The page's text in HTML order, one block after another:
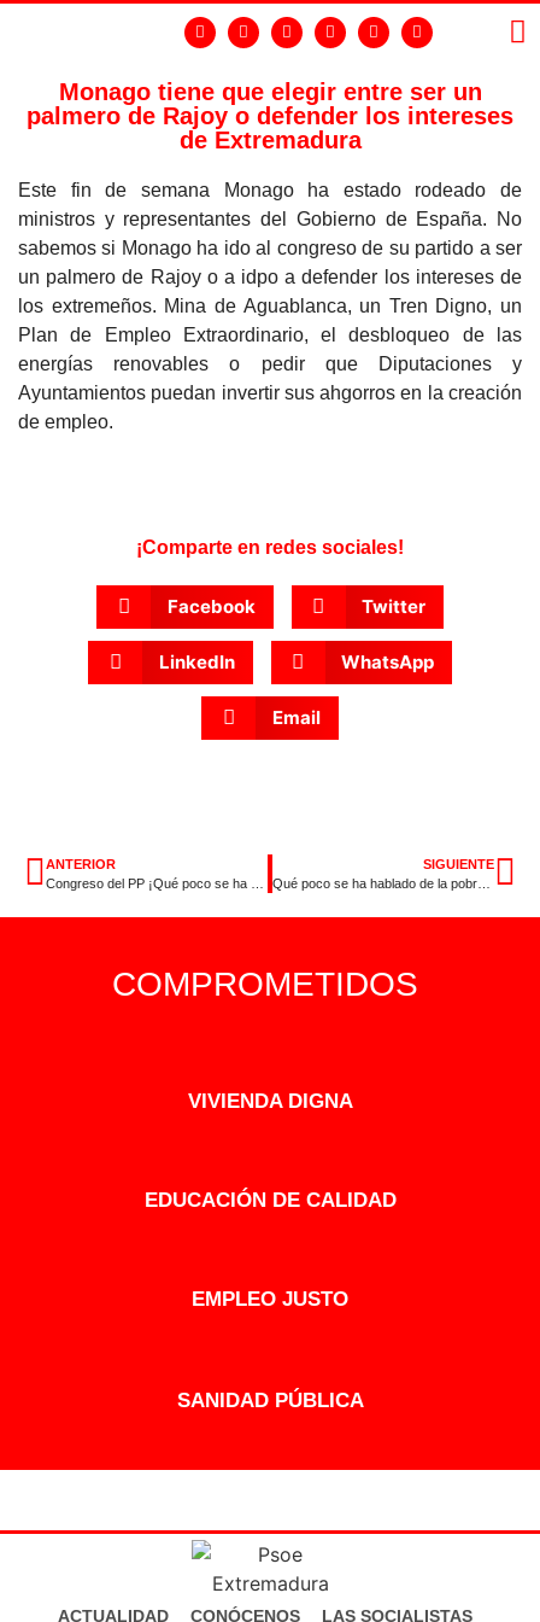
Monago tiene que elegir entre ser un
palmero de Rajoy o defender los intereses
de Extremadura
Este fin de semana Monago ha estado rodeado de
ministros y representantes del Gobierno de España. No
sabemos si Monago ha ido al congreso de su partido a ser
un palmero de Rajoy o a idpo a defender los intereses de
los extremeños. Mina de Aguablanca, un Tren Digno, un
Plan de Empleo Extraordinario, el desbloqueo de las
energías renovables o pedir que Diputaciones y
Ayuntamientos puedan invertir sus ahgorros en la creación
de empleo.
¡Comparte en redes sociales!
Facebook Twitter
LinkedIn WhatsApp
Email
ANTERIOR
SIGUIENTE
COMPROMETIDOS
VIVIENDA DIGNA
EDUCACIÓN DE CALIDAD
EMPLEO JUSTO
SANIDAD PÚBLICA
ACTUALIDAD CONÓCENOS LAS SOCIALISTAS